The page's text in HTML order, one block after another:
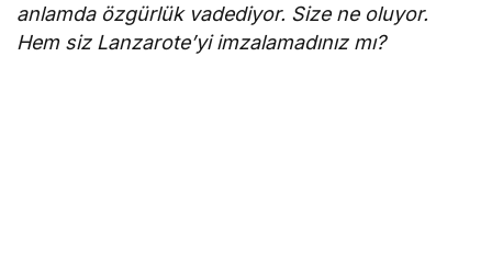
anlamda özgürlük vadediyor. Size ne oluyor.
Hem siz Lanzarote’yi imzalamadınız mı?